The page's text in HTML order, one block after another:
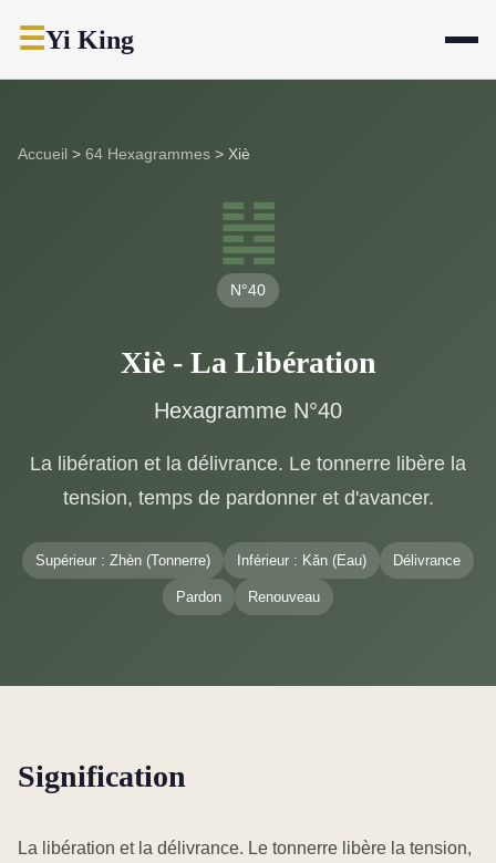
☰Yi King
Accueil > 64 Hexagrammes > Xiè
䷧
N°40
Xiè - La Libération
Hexagramme N°40
La libération et la délivrance. Le tonnerre libère la
tension, temps de pardonner et d'avancer.
Supérieur : Zhèn (Tonnerre) Inférieur : Kǎn (Eau) Délivrance
Pardon Renouveau
Signification
La libération et la délivrance. Le tonnerre libère la tension,